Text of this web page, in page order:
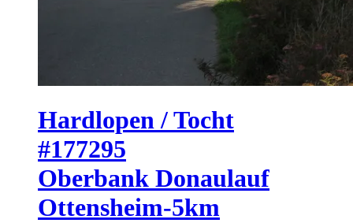
Hardlopen / Tocht
#177295
Oberbank Donaulauf
Ottensheim-5km